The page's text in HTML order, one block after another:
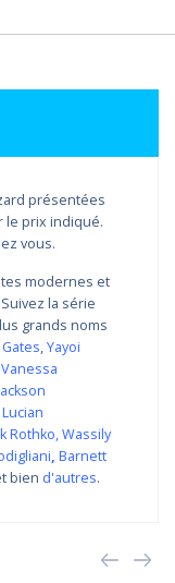
présentées
le prix indiqué.
vous.
modernes et
la série
grands noms
,Yayoi
Vanessa
Lucian
Rothko,Wassily
, Barnett
bien d'autres.